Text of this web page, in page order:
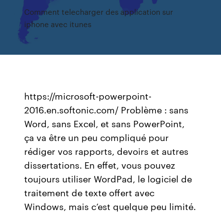
Comment telecharger des application sur
iphone avec itunes
https://microsoft-powerpoint-
2016.en.softonic.com/ Problème : sans
Word, sans Excel, et sans PowerPoint,
ça va être un peu compliqué pour
rédiger vos rapports, devoirs et autres
dissertations. En effet, vous pouvez
toujours utiliser WordPad, le logiciel de
traitement de texte offert avec
Windows, mais c’est quelque peu limité.